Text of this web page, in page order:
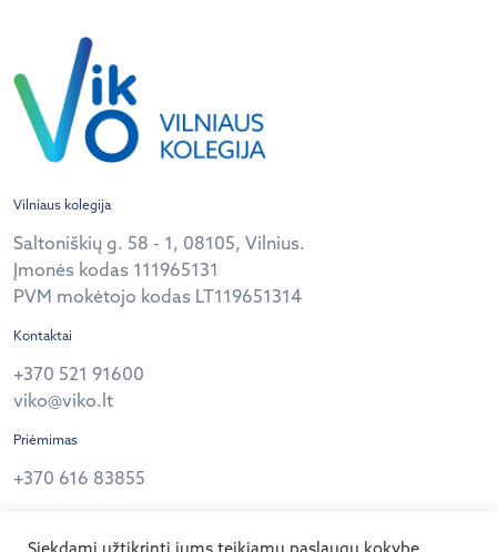
Vilniaus kolegija
Saltoniškių g. 58 - 1, 08105, Vilnius.
Įmonės kodas 111965131
PVM mokėtojo kodas LT119651314
Kontaktai
+370 521 91600
viko@viko.lt
Priėmimas
+370 616 83855